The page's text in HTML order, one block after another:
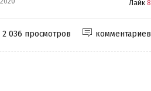
Лайк 8
комментариев
2 036 просмотров